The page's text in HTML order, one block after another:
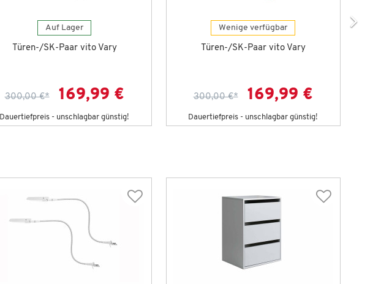
Auf Lager
Türen-/SK-Paar vito Vary
300,00 €* 169,99 €
Dauertiefpreis - unschlagbar günstig!
Wenige verfügbar
Türen-/SK-Paar vito Vary
300,00 €* 169,99 €
Dauertiefpreis - unschlagbar günstig!